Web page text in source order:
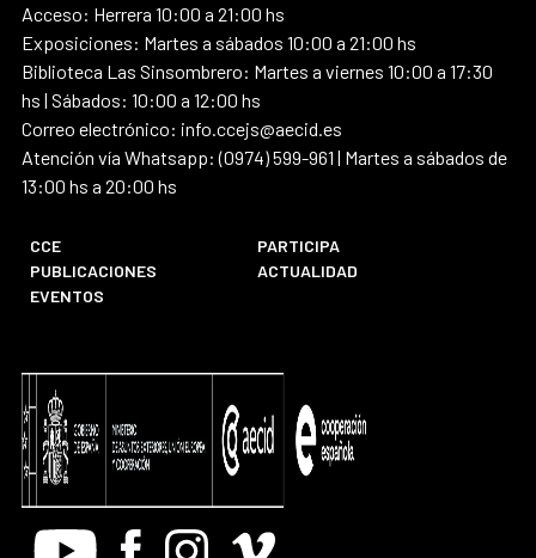
Acceso: Herrera 10:00 a 21:00 hs
Exposiciones: Martes a sábados 10:00 a 21:00 hs
Biblioteca Las Sinsombrero: Martes a viernes 10:00 a 17:30
hs | Sábados: 10:00 a 12:00 hs
Correo electrónico: info.ccejs@aecid.es
Atención vía Whatsapp: (0974) 599-961 | Martes a sábados de
13:00 hs a 20:00 hs
CCE
PARTICIPA
PUBLICACIONES
ACTUALIDAD
EVENTOS
Youtube FacebookInstagram
Vimeo